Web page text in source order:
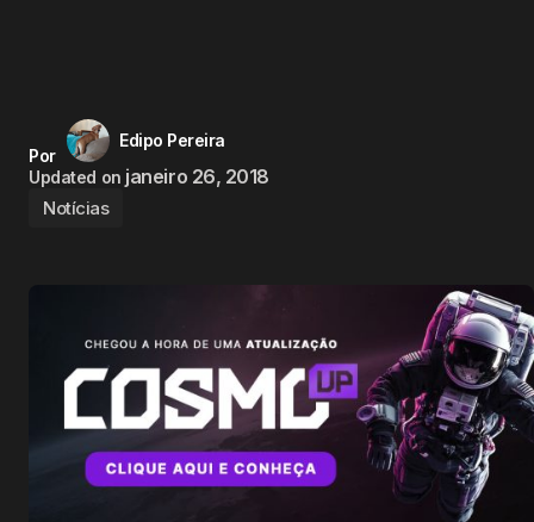
Por
Edipo Pereira
Updated on janeiro 26, 2018
Notícias